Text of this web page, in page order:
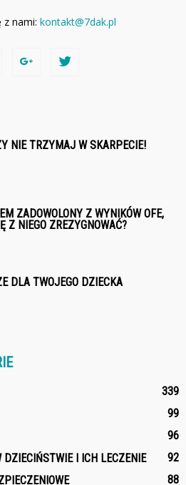
z nami: kontakt@7dak.pl
NIE TRZYMAJ W SKARPECIE!
ZADOWOLONY Z WYNIKÓW OFE,
Z NIEGO ZREZYGNOWAĆ?
DLA TWOJEGO DZIECKA
339
99
96
DZIECIŃSTWIE I ICH LECZENIE
92
88